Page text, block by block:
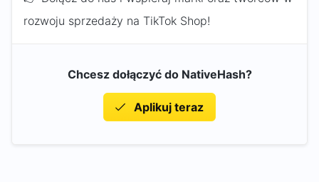
rozwoju sprzedaży na TikTok Shop!
Chcesz dołączyć do NativeHash?
Aplikuj teraz